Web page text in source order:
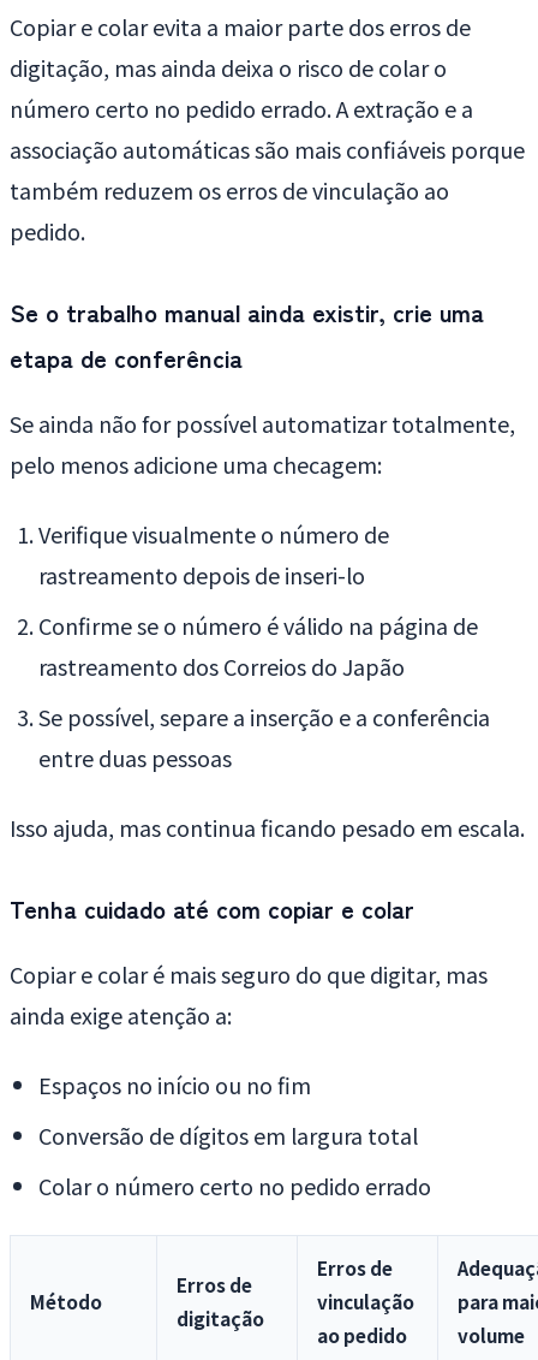
Copiar e colar evita a maior parte dos erros de
digitação, mas ainda deixa o risco de colar o
número certo no pedido errado. A extração e a
associação automáticas são mais confiáveis porque
também reduzem os erros de vinculação ao
pedido.
Se o trabalho manual ainda existir, crie uma
etapa de conferência
Se ainda não for possível automatizar totalmente,
pelo menos adicione uma checagem:
Verifique visualmente o número de
rastreamento depois de inseri-lo
Confirme se o número é válido na página de
rastreamento dos Correios do Japão
Se possível, separe a inserção e a conferência
entre duas pessoas
Isso ajuda, mas continua ficando pesado em escala.
Tenha cuidado até com copiar e colar
Copiar e colar é mais seguro do que digitar, mas
ainda exige atenção a:
Espaços no início ou no fim
Conversão de dígitos em largura total
Colar o número certo no pedido errado
Método
Erros de
digitação
Erros de
vinculação
ao pedido
para
volume